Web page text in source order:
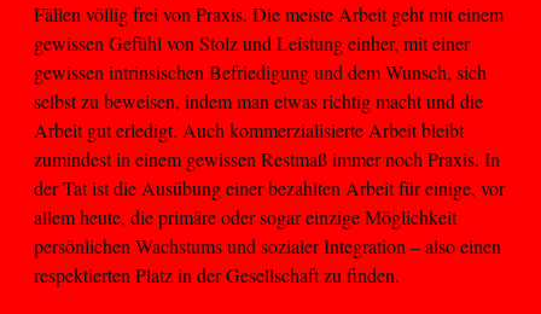
Fällen völlig frei von Praxis. Die meiste Arbeit geht mit einem
gewissen Gefühl von Stolz und Leistung einher, mit einer
gewissen intrinsischen Befriedigung und dem Wunsch, sich
selbst zu beweisen, indem man etwas richtig macht und die
Arbeit gut erledigt. Auch kommerzialisierte Arbeit bleibt
zumindest in einem gewissen Restmaß immer noch Praxis. In
der Tat ist die Ausübung einer bezahlten Arbeit für einige, vor
allem heute, die primäre oder sogar einzige Möglichkeit
persönlichen Wachstums und sozialer Integration – also einen
respektierten Platz in der Gesellschaft zu finden.